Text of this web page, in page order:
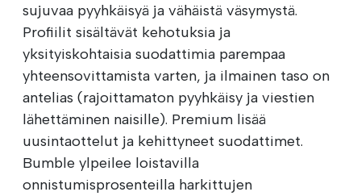
sujuvaa pyyhkäisyä ja vähäistä väsymystä.
Profiilit sisältävät kehotuksia ja
yksityiskohtaisia suodattimia parempaa
yhteensovittamista varten, ja ilmainen taso on
antelias (rajoittamaton pyyhkäisy ja viestien
lähettäminen naisille). Premium lisää
uusintaottelut ja kehittyneet suodattimet.
Bumble ylpeilee loistavilla
onnistumisprosenteilla harkittujen